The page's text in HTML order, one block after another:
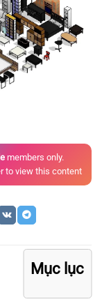
members only.
to view this content
Mục lục